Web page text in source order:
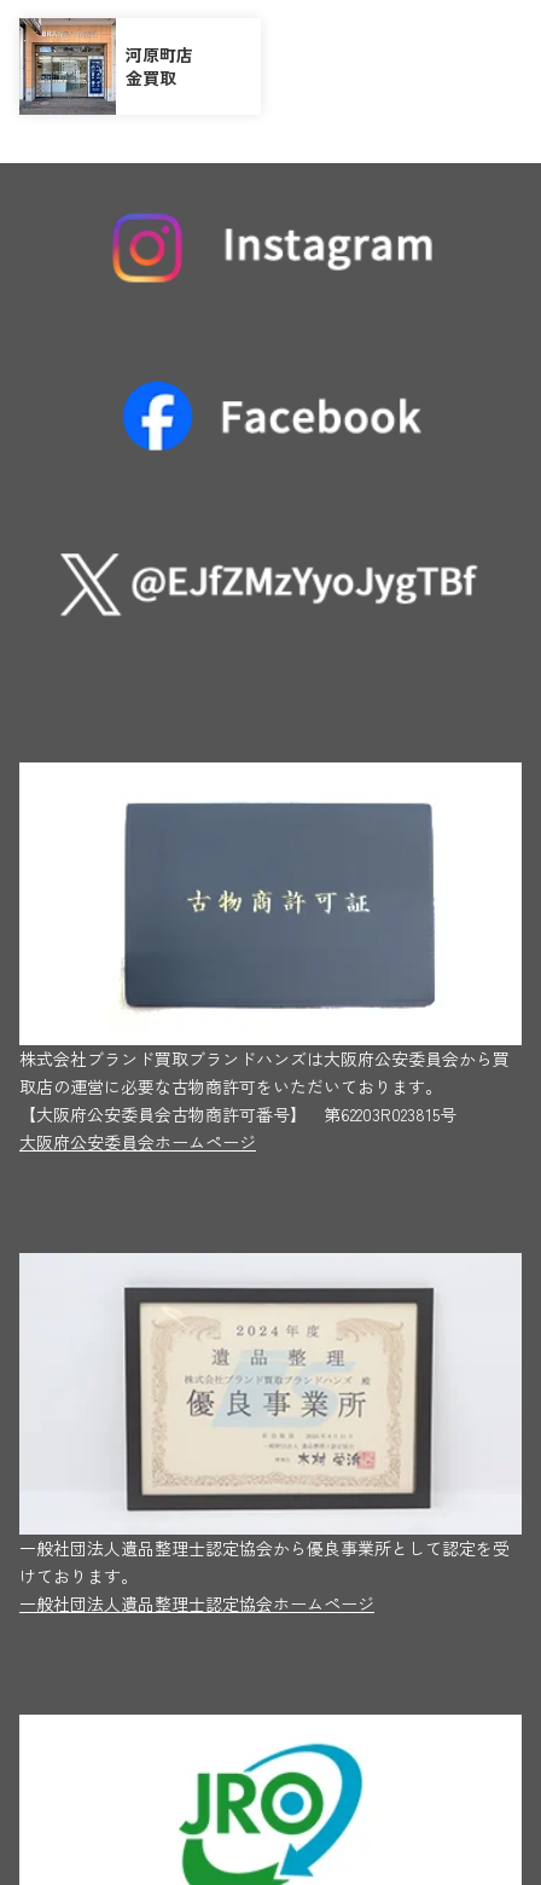
河原町店
金買取
株式会社ブランド買取ブランドハンズは大阪府公安委員会から買
取店の運営に必要な古物商許可をいただいております。
【大阪府公安委員会古物商許可番号】 第62203R023815号
大阪府公安委員会ホームページ
一般社団法人遺品整理士認定協会から優良事業所として認定を受
けております。
一般社団法人遺品整理士認定協会ホームページ